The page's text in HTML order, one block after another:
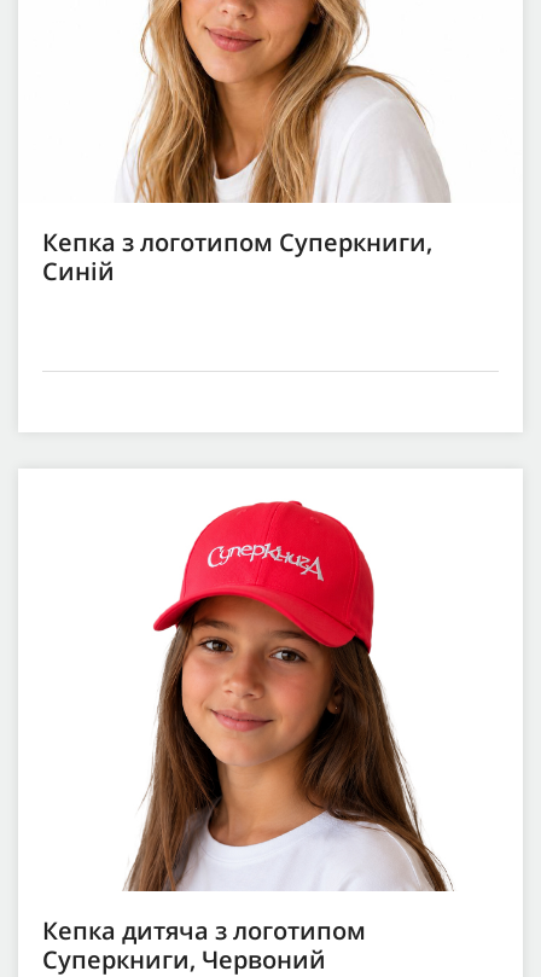
Кепка з логотипом Суперкниги,
Синій
Кепка дитяча з логотипом
Суперкниги, Червоний